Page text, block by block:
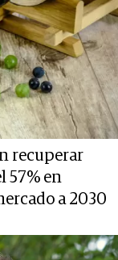
recuperar
57% en
a 2030